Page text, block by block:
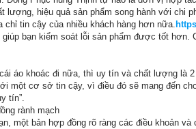
lượng, hiệu quả sản phẩm song hành với chi
tin cậy của nhiều khách hàng hơn nữa.
bạn kiểm soát lỗi sản phẩm được tốt
áo khoác đi nữa, thì uy tín và chất lượng là
một cơ sở tin cậy, vì điều đó sẽ mang đến
tín”.
rành mạch
một bản hợp đồng rõ ràng các điều khoản